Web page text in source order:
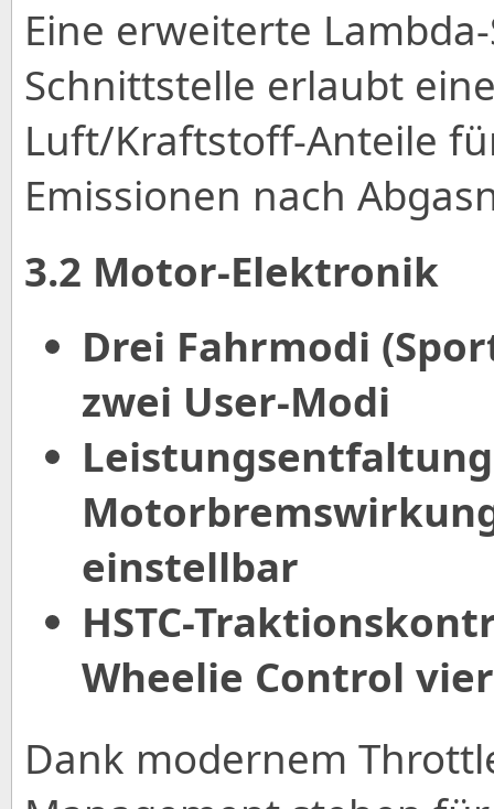
Eine erweiterte
Schnittstelle erlaubt
Luft/Kraftstoff-Anteile
Emissionen nach
3.2 Motor-Elektronik
Drei Fahrmodi
zwei User-Modi
einstellbar
HSTC-
Wheelie Control
Dank modernem